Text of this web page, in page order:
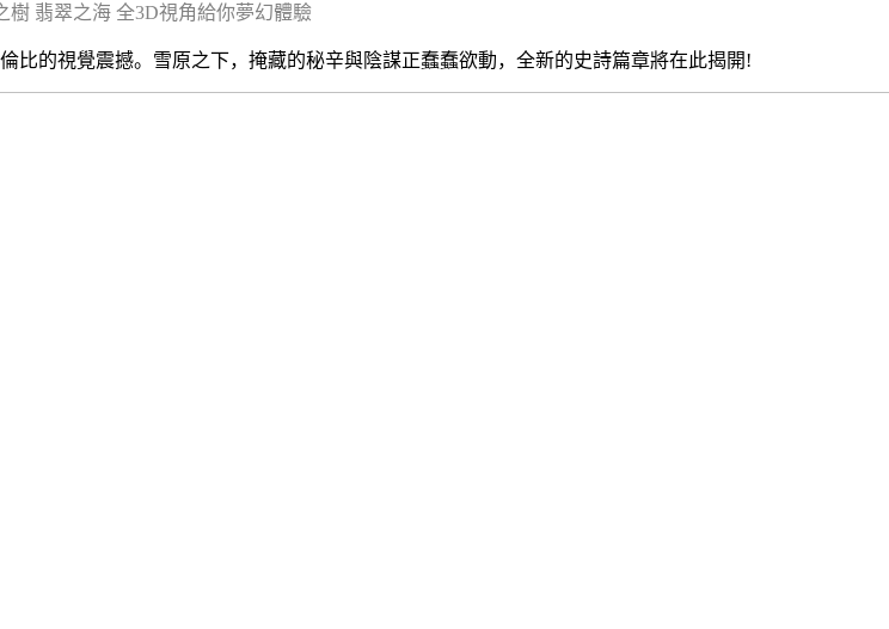
樹 翡翠之海 全3D視角給你夢幻體驗
的視覺震撼。雪原之下，掩藏的秘辛與陰謀正蠢蠢欲動，全新的史詩篇章將在此揭開!